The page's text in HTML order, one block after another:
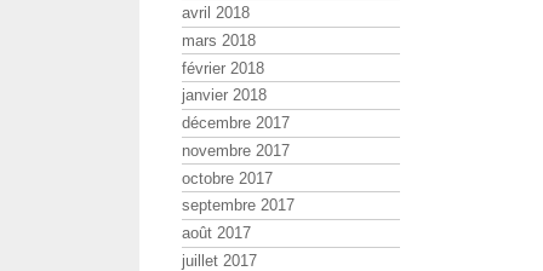
avril 2018
mars 2018
février 2018
janvier 2018
décembre 2017
novembre 2017
octobre 2017
septembre 2017
août 2017
juillet 2017